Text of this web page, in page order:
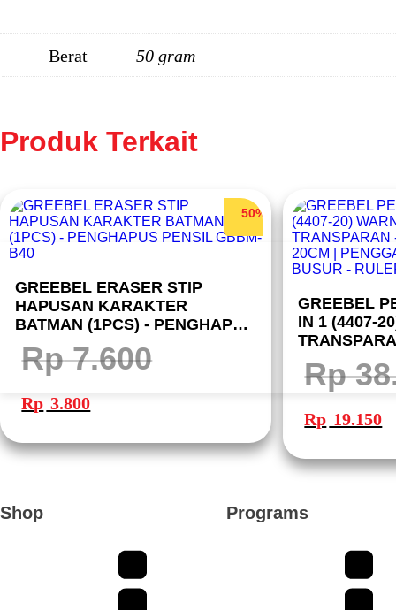
Berat 50 gram
Produk Terkait
50%
GREEBEL ERASER STIP
HAPUSAN KARAKTER
BATMAN (1PCS) - PENGHAPUS
PENSIL GBBM-B40
Rp7.600
Harga
adalah:
Rp 7.600.
Rp 3.800ini
adalah:
GREEBEL
IN 1 (4407-
LURUS
SIKU-SIKU
SET 4407-20
Rp
Harga
adalah:
Rp 38.300.
Rp 19.150ini
Shop Programs